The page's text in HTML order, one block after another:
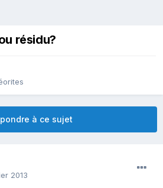
résidu?
à ce sujet
2013